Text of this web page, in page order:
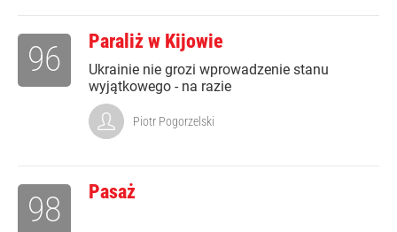
Paraliż w Kijowie
Ukrainie nie grozi wprowadzenie stanu
wyjątkowego - na razie
96
Piotr Pogorzelski
Pasaż
98